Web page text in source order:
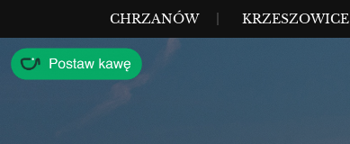
do
treści
CHRZANÓW KRZESZOWICE